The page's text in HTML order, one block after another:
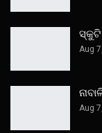
ସ୍କୁଟି
Aug
Aug